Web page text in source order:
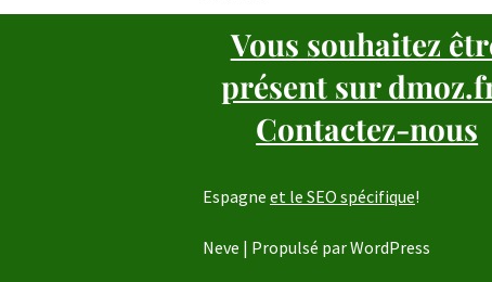
Vous souhaitez
présent sur
Contactez-nous
Espagne et le SEO spécifique!
Neve | Propulsé parWordPress